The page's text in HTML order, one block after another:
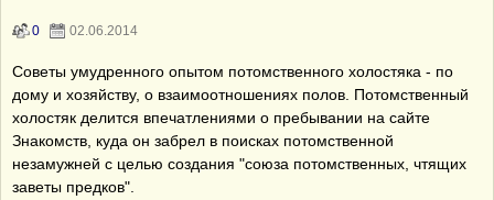
0 02.06.2014
Советы умудренного опытом потомственного холостяка - по
дому и хозяйству, о взаимоотношениях полов. Потомственный
холостяк делится впечатлениями о пребывании на сайте
Знакомств, куда он забрел в поисках потомственной
незамужней с целью создания "союза потомственных, чтящих
заветы предков".